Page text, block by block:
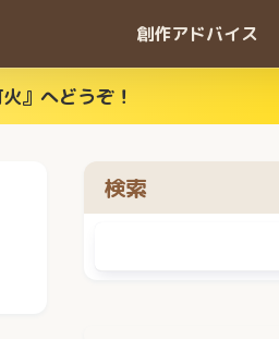
創作アドバイス
』へどうぞ！
検索